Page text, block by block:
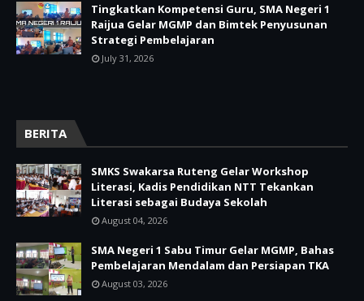
Tingkatkan Kompetensi Guru, SMA Negeri 1
Raijua Gelar MGMP dan Bimtek Penyusunan
Strategi Pembelajaran
July 31, 2026
BERITA
SMKS Swakarsa Ruteng Gelar Workshop
Literasi, Kadis Pendidikan NTT Tekankan
Literasi sebagai Budaya Sekolah
August 04, 2026
SMA Negeri 1 Sabu Timur Gelar MGMP, Bahas
Pembelajaran Mendalam dan Persiapan TKA
August 03, 2026